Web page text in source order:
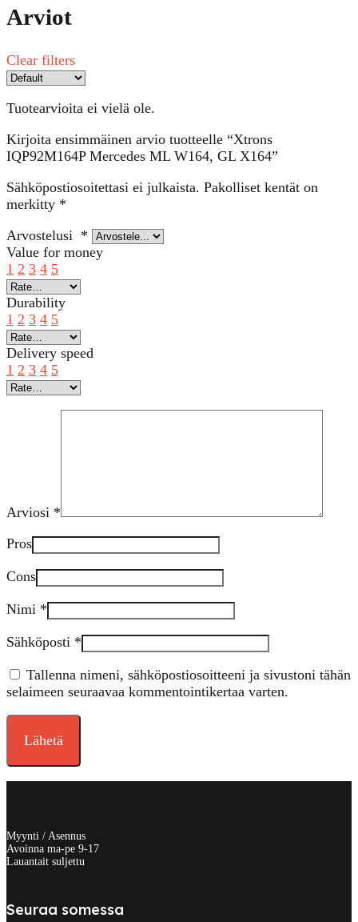
Arviot
Clear filters
Tuotearvioita ei vielä ole.
Kirjoita ensimmäinen arvio tuotteelle “Xtrons
IQP92M164P Mercedes ML W164, GL X164”
Sähköpostiosoitettasi ei julkaista. Pakolliset kentät on
merkitty *
Arvostelusi *
Value for money
1 2 3 4 5
Durability
1 2 3 4 5
Delivery speed
1 2 3 4 5
Arviosi *
Pros
Cons
Nimi *
Sähköposti *
Tallenna nimeni, sähköpostiosoitteeni ja sivustoni tähän
selaimeen seuraavaa kommentointikertaa varten.
Myynti / Asennus
Avoinna ma-pe 9-17
Lauantait suljettu
Seuraa somessa